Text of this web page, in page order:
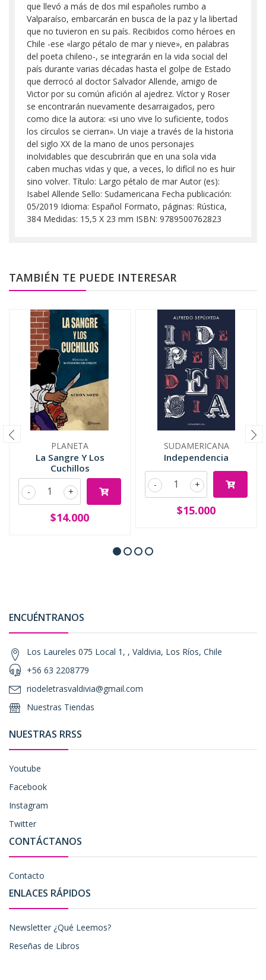
que llevó a más de dos mil españoles rumbo a
Valparaíso, embarcarán en busca de la paz y la libertad
que no tuvieron en su país. Recibidos como héroes en
Chile -ese «largo pétalo de mar y nieve», en palabras
del poeta chileno-, se integrarán en la vida social del
país durante varias décadas hasta el golpe de Estado
que derrocó al doctor Salvador Allende, amigo de
Victor por su común afición al ajedrez. Víctor y Roser
se encontrarán nuevamente desarraigados, pero
como dice la autora: «si uno vive lo suficiente, todos
los círculos se cierran». Un viaje a través de la historia
del siglo XX de la mano de unos personajes
inolvidables que descubrirán que en una sola vida
caben muchas vidas y que, a veces, lo difícil no es huir
sino volver. Título: Largo pétalo de mar Autor (es):
Isabel Allende Sello: Sudamericana Fecha publicación:
05/2019 Idioma: Español Formato, páginas: Rústica,
384 Medidas: 15,5 X 23 mm ISBN: 9789500762823
TAMBIÉN TE PUEDE INTERESAR
PLANETA
La Sangre Y Los
Cuchillos
+
-
$14.000
SUDAMERICANA
Independencia
+
-
$15.000
ENCUÉNTRANOS
Los Laureles 075 Local 1, , Valdivia, Los Ríos, Chile
+56 63 2208779
riodeletrasvaldivia@gmail.com
Nuestras Tiendas
NUESTRAS RRSS
Youtube
Facebook
Instagram
Twitter
CONTÁCTANOS
Contacto
ENLACES RÁPIDOS
Newsletter ¿Qué Leemos?
Reseñas de Libros